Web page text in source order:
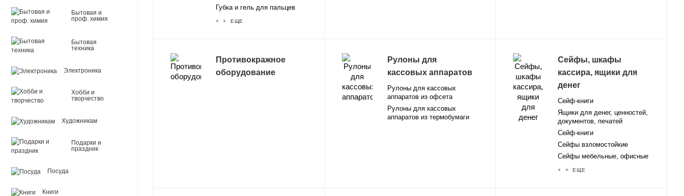
Бытовая и
проф. химия
Бытовая
техника
Электроника
Хобби и
творчество
Художникам
Подарки и
праздник
Посуда
Книги
Губка и гель для пальцев
+ + ЕЩЕ
Противокражное
оборудование
Рулоны для
кассовых аппаратов
Рулоны для кассовых
аппаратов из офсета
Рулоны для кассовых
аппаратов из термобумаги
Сейфы, шкафы
кассира, ящики для
денег
Сейф-книги
Ящики для денег, ценностей,
документов, печатей
Сейф-книги
Сейфы взломостойкие
Сейфы мебельные, офисные
+ + ЕЩЕ